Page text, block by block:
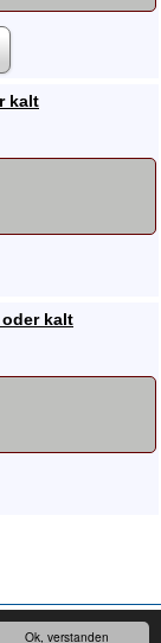
Ok, verstanden
kalt
kalt
Impressum